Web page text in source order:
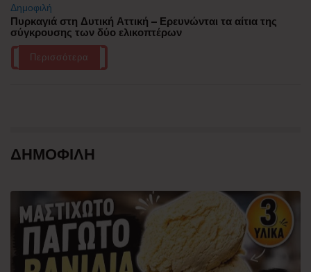
Δημοφιλή
Πυρκαγιά στη Δυτική Αττική – Ερευνώνται τα αίτια της
σύγκρουσης των δύο ελικοπτέρων
Περισσότερα
ΔΗΜΟΦΙΛΗ